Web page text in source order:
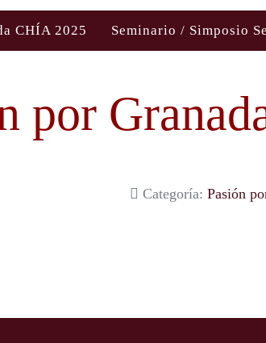
CHÍA 2025 Seminario / Simposio
por
Categoría: Pasión